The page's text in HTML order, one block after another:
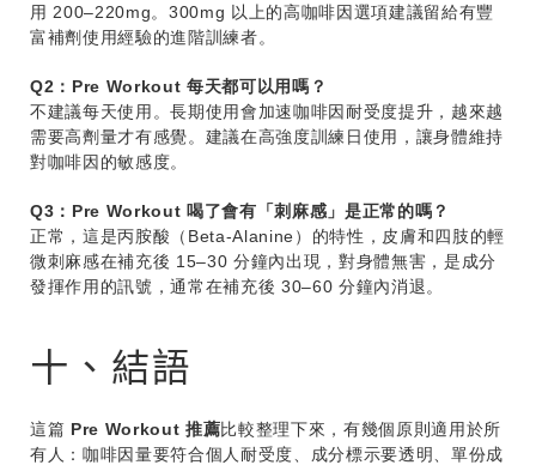
用 200–220mg。300mg 以上的高咖啡因選項建議留給有豐
富補劑使用經驗的進階訓練者。
Q2：Pre Workout 每天都可以用嗎？
不建議每天使用。長期使用會加速咖啡因耐受度提升，越來越
需要高劑量才有感覺。建議在高強度訓練日使用，讓身體維持
對咖啡因的敏感度。
Q3：Pre Workout 喝了會有「刺麻感」是正常的嗎？
正常，這是丙胺酸（Beta-Alanine）的特性，皮膚和四肢的輕
微刺麻感在補充後 15–30 分鐘內出現，對身體無害，是成分
發揮作用的訊號，通常在補充後 30–60 分鐘內消退。
十、結語
這篇 Pre Workout 推薦比較整理下來，有幾個原則適用於所
有人：咖啡因量要符合個人耐受度、成分標示要透明、單份成